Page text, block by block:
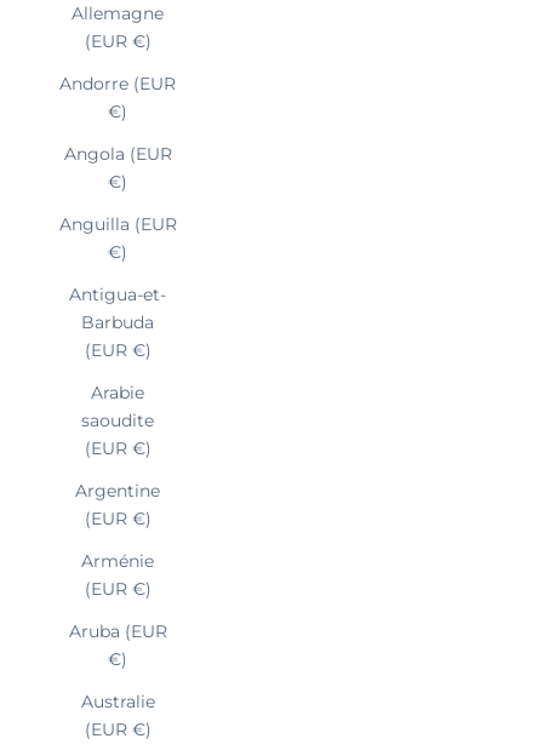
Allemagne
(EUR €)
Andorre (EUR
€)
Angola (EUR
€)
Anguilla (EUR
€)
Antigua-et-
Barbuda
(EUR €)
Arabie
saoudite
(EUR €)
Argentine
(EUR €)
Arménie
(EUR €)
Aruba (EUR
€)
Australie
(EUR €)